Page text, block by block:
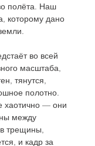
полёта. Наш
которому дано
во всей
масштаба,
тянутся,
полотно.
хаотично — они
между
трещины,
и кадр за